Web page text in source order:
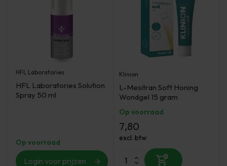
HFL Laboratories
HFL Laboratories Solution
Spray 50 ml
Op voorraad
Login voor prijzen
Klinion
L-Mesitran Soft Honing
Wondgel 15 gram
Op voorraad
7,80
excl. btw